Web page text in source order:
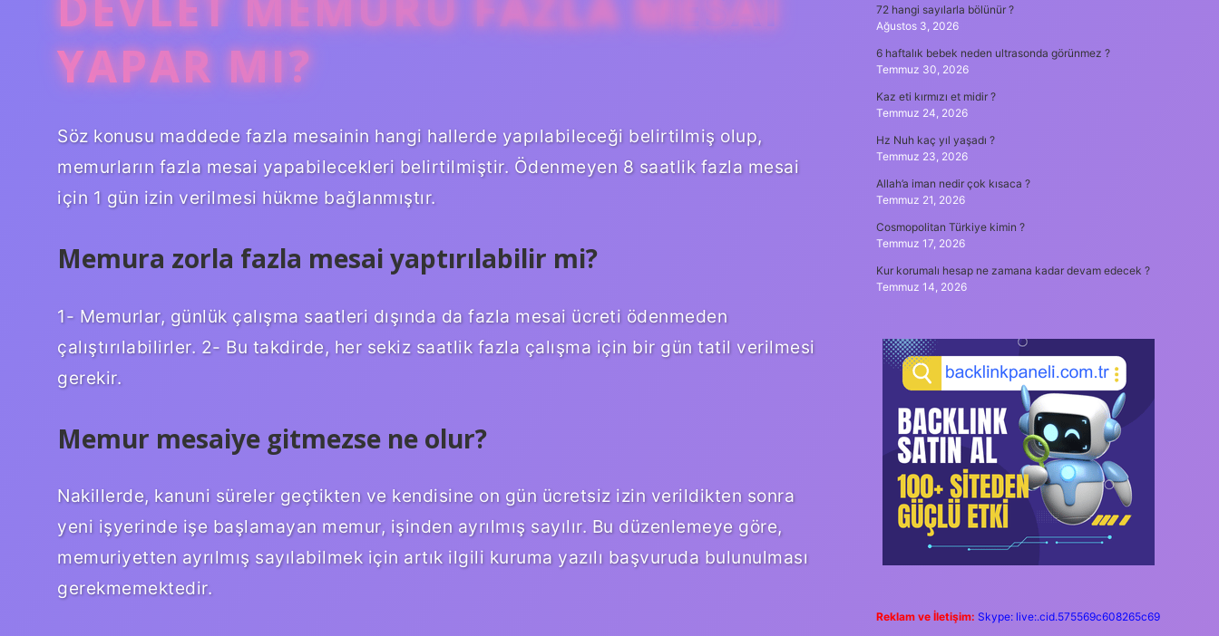
YAPAR MI?
Söz konusu maddede fazla mesainin hangi hallerde yapılabileceği belirtilmiş olup,
memurların fazla mesai yapabilecekleri belirtilmiştir. Ödenmeyen 8 saatlik fazla mesai
için 1 gün izin verilmesi hükme bağlanmıştır.
Memura zorla fazla mesai yaptırılabilir mi?
1- Memurlar, günlük çalışma saatleri dışında da fazla mesai ücreti ödenmeden
çalıştırılabilirler. 2- Bu takdirde, her sekiz saatlik fazla çalışma için bir gün tatil verilmesi
gerekir.
Memur mesaiye gitmezse ne olur?
Nakillerde, kanuni süreler geçtikten ve kendisine on gün ücretsiz izin verildikten sonra
yeni işyerinde işe başlamayan memur, işinden ayrılmış sayılır. Bu düzenlemeye göre,
memuriyetten ayrılmış sayılabilmek için artık ilgili kuruma yazılı başvuruda bulunulması
gerekmemektedir.
72 hangi sayılarla bölünür ?
Ağustos 3, 2026
6 haftalık bebek neden ultrasonda görünmez ?
Temmuz 30, 2026
Kaz eti kırmızı et midir ?
Temmuz 24, 2026
Hz Nuh kaç yıl yaşadı ?
Temmuz 23, 2026
Allah’a iman nedir çok kısaca ?
Temmuz 21, 2026
Cosmopolitan Türkiye kimin ?
Temmuz 17, 2026
Kur korumalı hesap ne zamana kadar devam edecek ?
Temmuz 14, 2026
Reklam ve İletişim: Skype: live:.cid.575569c608265c69